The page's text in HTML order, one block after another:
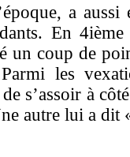
a aussi
En
un coup de
les
s’assoir à
autre lui a dit